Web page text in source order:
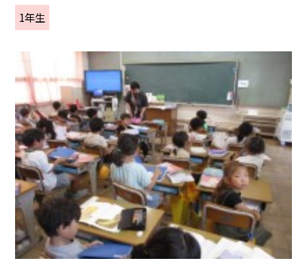
1年生